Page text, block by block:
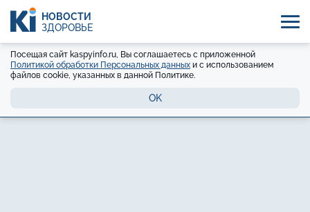
НОВОСТИ
ЗДОРОВЬЕ
Посещая сайт kaspyinfo.ru, Вы соглашаетесь с приложенной
Политикой обработки Персональных данных и с использованием
файлов cookie, указанных в данной Политике.
OK